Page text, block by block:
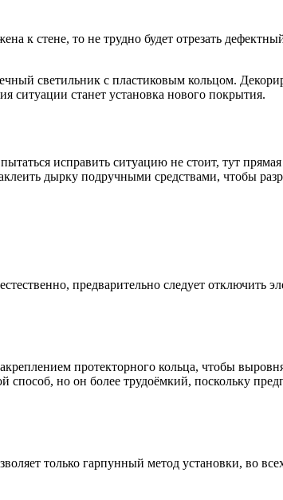
к стене, то не трудно будет отрезать
светильник с пластиковым кольцом.
ситуации станет установка нового покрытия.
исправить ситуацию не стоит, тут
дырку подручными средствами, чтобы
предварительно следует отключить
протекторного кольца, чтобы
способ, но он более трудоёмкий, поскольку
только гарпунный метод установки, во